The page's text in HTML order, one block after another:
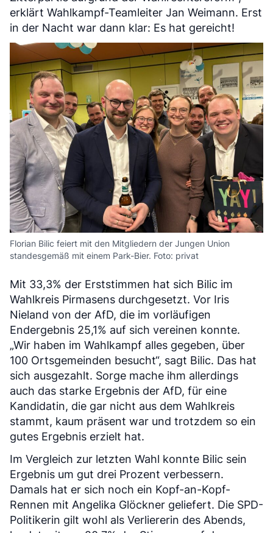
erklärt Wahlkampf-Teamleiter Jan Weimann. Erst
in der Nacht war dann klar: Es hat gereicht!
Florian Bilic feiert mit den Mitgliedern der Jungen Union
standesgemäß mit einem Park-Bier. Foto: privat
Mit 33,3% der Erststimmen hat sich Bilic im
Wahlkreis Pirmasens durchgesetzt. Vor Iris
Nieland von der AfD, die im vorläufigen
Endergebnis 25,1% auf sich vereinen konnte.
„Wir haben im Wahlkampf alles gegeben, über
100 Ortsgemeinden besucht“, sagt Bilic. Das hat
sich ausgezahlt. Sorge mache ihm allerdings
auch das starke Ergebnis der AfD, für eine
Kandidatin, die gar nicht aus dem Wahlkreis
stammt, kaum präsent war und trotzdem so ein
gutes Ergebnis erzielt hat.
Im Vergleich zur letzten Wahl konnte Bilic sein
Ergebnis um gut drei Prozent verbessern.
Damals hat er sich noch ein Kopf-an-Kopf-
Rennen mit Angelika Glöckner geliefert. Die SPD-
Politikerin gilt wohl als Verliererin des Abends,